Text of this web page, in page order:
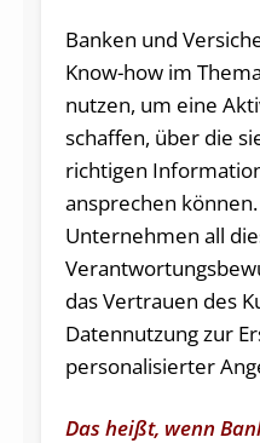
Banken und
Know-how im
nutzen, um eine
schaffen, über die
richtigen
ansprechen
Unternehmen all
das Vertrauen des
Datennutzung zur
personalisierter
Das heißt, wenn